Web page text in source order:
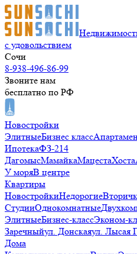
с удовольствием
Сочи
8-938-496-86-99
Звоните нам
бесплатно по РФ
Новостройки
ЭлитныеБизнес класс
ИпотекаФЗ-214
ДагомысМамайкаМацестаХоста
У моряВ центре
Квартиры
НовостройкиНедорогие
СтудииОднокомнатные
ЭлитныеБизнес-классЭконом-
Заречныйул. Донскаяул. Лысая
Дома